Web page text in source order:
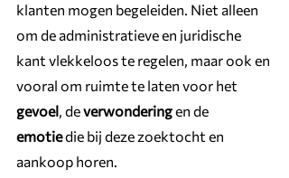
klanten mogen begeleiden. Niet alleen
om de administratieve en juridische
kant vlekkeloos te regelen, maar ook en
vooral om ruimte te laten voor het
gevoel, de verwondering en de
emotie die bij deze zoektocht en
aankoop horen.